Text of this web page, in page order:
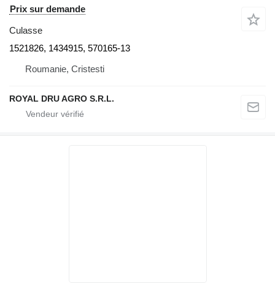
Prix sur demande
Culasse
1521826, 1434915, 570165-13
Roumanie, Cristesti
ROYAL DRU AGRO S.R.L.